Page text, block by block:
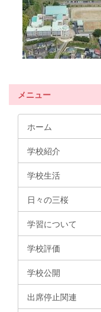
メニュー
ホーム
学校紹介
学校生活
日々の三桜
学習について
学校評価
学校公開
出席停止関連